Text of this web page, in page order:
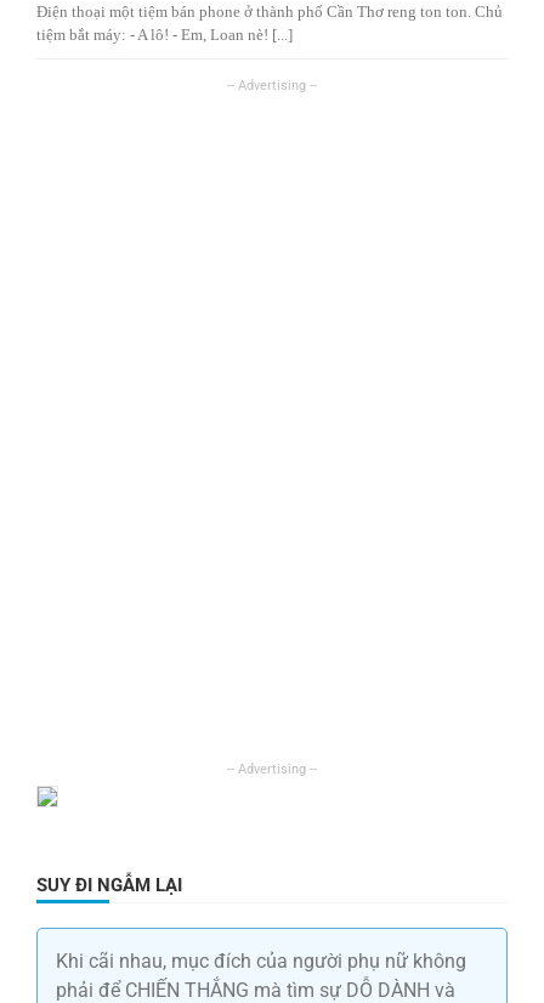
Điện thoại một tiệm bán phone ở thành phố Cần Thơ reng ton ton. Chủ
tiệm bắt máy: - A lô! - Em, Loan nè! [...]
SUY ĐI NGẪM LẠI
Khi cãi nhau, mục đích của người phụ nữ không
phải để CHIẾN THẮNG mà tìm sự DỖ DÀNH và